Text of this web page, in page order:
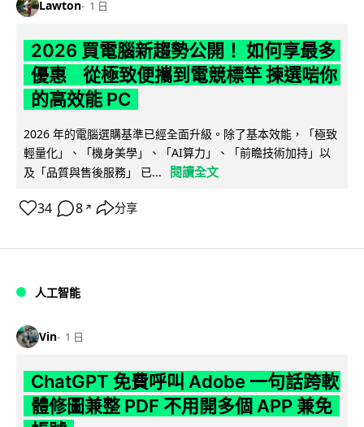
Lawton 1 日
2026 買電腦新趨勢公開！ 如何享最多
優惠 從極致便攜到電競標竿 揀選啱你
的高效能 PC
2026 年的電腦選購基準已經全面升級。除了基本效能，「極致
輕量化」、「機身美學」、「AI算力」、「前瞻技術加持」以
及「品質與售後服務」 已...
閱讀全文
34 8 ↗ 分享
人工智能
Vin 1 日
ChatGPT 免費呼叫 Adobe 一句話跨軟
體修圖兼整 PDF 不用開多個 APP 兼免